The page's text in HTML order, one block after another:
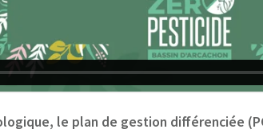
le plan de gestion différenciée